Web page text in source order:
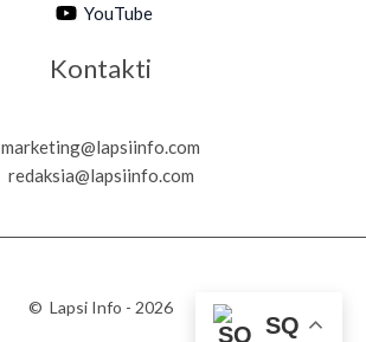
YouTube
Kontakti
marketing@lapsiinfo.com
redaksia@lapsiinfo.com
© Lapsi Info - 2026
SQ